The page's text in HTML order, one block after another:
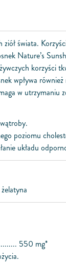
świata.
Nature’s
korzyści
wpływa
w
poziomu
układu
550 mg*